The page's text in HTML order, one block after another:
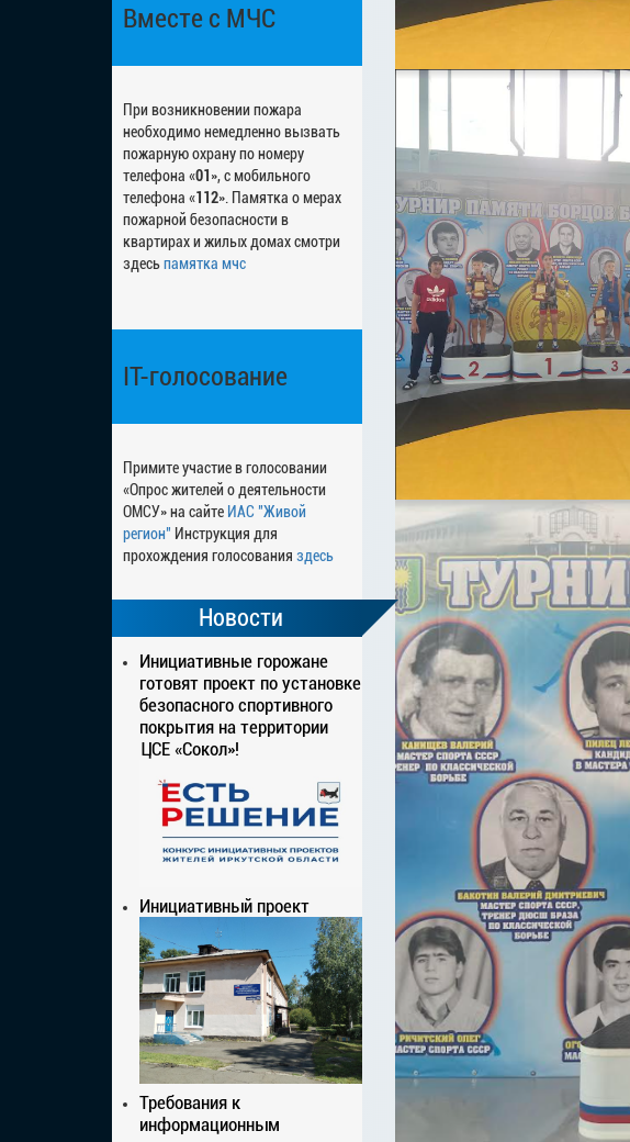
Вместе с МЧС
При возникновении пожара
необходимо немедленно вызвать
пожарную охрану по номеру
телефона «01 », с мобильного
телефона «112». Памятка о мерах
пожарной безопасности в
квартирах и жилых домах смотри
здесьпамятка мчс
IT-голосование
Примите участие в голосовании
«Опрос жителей о деятельности
ОМСУ» на сайте ИАС "Живой
регион" Инструкция для
прохождения голосования здесь
Новости
Инициативные горожане
готовят проект по установке
безопасного спортивного
покрытия на территории
ЦСЕ «Сокол»!
Инициативный проект
Требования к
информационным